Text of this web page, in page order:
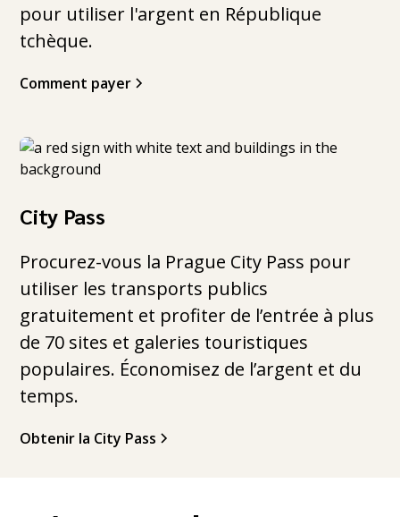
pour utiliser l'argent en République
tchèque.
Comment payer
City Pass
Procurez-vous la Prague City Pass pour
utiliser les transports publics
gratuitement et profiter de l’entrée à plus
de 70 sites et galeries touristiques
populaires. Économisez de l’argent et du
temps.
Obtenir la City Pass